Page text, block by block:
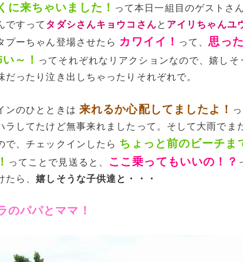
に来ちゃいました！ って本日一組目のゲストさ
ですって タダシさんキョウコさんと アイリちゃんユ
プーちゃん登場させたら カワイイ！ って、思っ
～！ ってそれぞれなリアクションなので、嬉しそ
だったり泣き出しちゃったりそれぞれで。
ンのひとときは 来れるか心配してましたよ！
ラしてたけど無事来れましたって。そして大雨でま
で、チェックインしたら ちょっと前のビーチま
ってことで見送ると、 ここ乗ってもいいの！？
たら、嬉しそうな子供達と・・・
のパパとママ！